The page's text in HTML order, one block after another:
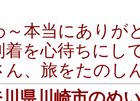
～本当にありが
着を心待ちにし
ん、旅をたのし